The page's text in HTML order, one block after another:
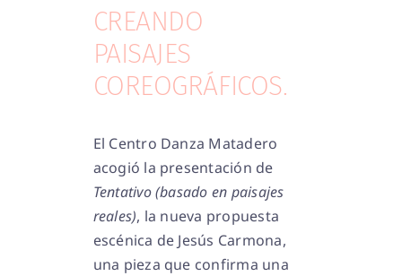
CREANDO
PAISAJES
COREOGRÁFICOS.
El Centro Danza Matadero
acogió la presentación de
Tentativo (basado en paisajes
reales), la nueva propuesta
escénica de Jesús Carmona,
una pieza que confirma una